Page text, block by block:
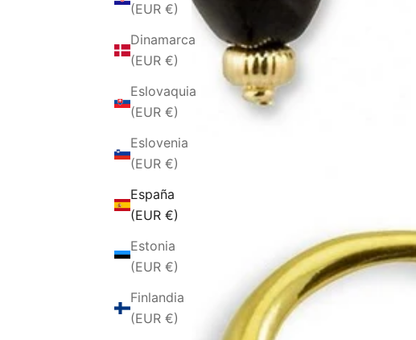
(EUR €)
Dinamarca
(EUR €)
Eslovaquia
(EUR €)
Eslovenia
(EUR €)
España
(EUR €)
Estonia
(EUR €)
Finlandia
(EUR €)